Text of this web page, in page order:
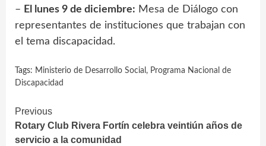
– El lunes 9 de diciembre: Mesa de Diálogo con
representantes de instituciones que trabajan con
el tema discapacidad.
Tags: Ministerio de Desarrollo Social , Programa Nacional de
Discapacidad
Continue
Reading
Previous
Rotary Club Rivera Fortín celebra veintiún años de
servicio a la comunidad